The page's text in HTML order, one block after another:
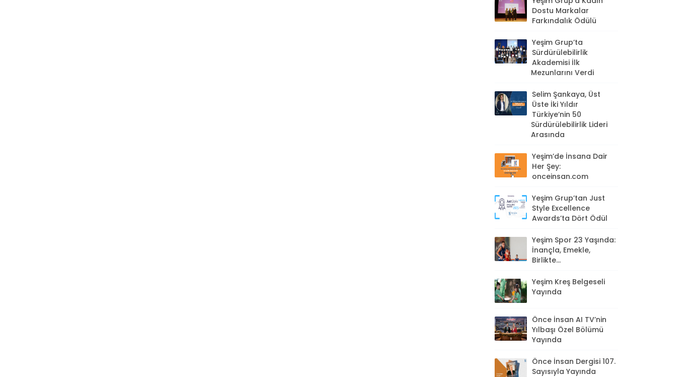
Dostu Markalar
Farkındalık Ödülü
Yeşim Grup’ta
Sürdürülebilirlik
Akademisi İlk
Mezunlarını Verdi
Selim Şankaya, Üst
Üste İki Yıldır
Türkiye’nin 50
Sürdürülebilirlik Lideri
Arasında
Yeşim’de İnsana Dair
Her Şey:
onceinsan.com
Yeşim Grup’tan Just
Style Excellence
Awards’ta Dört Ödül
Yeşim Spor 23 Yaşında:
İnançla, Emekle,
Birlikte...
Yeşim Kreş Belgeseli
Yayında
Önce İnsan AI TV’nin
Yılbaşı Özel Bölümü
Yayında
Önce İnsan Dergisi 107.
Sayısıyla Yayında